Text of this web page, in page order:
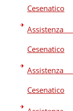
Cesenatico
Cesenatico
Cesenatico